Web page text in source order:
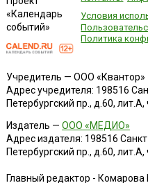
«Календарь
событий»
Условия
Политика
Учредитель — ООО «Квантор»
Адрес учредителя: 198516
Петербургский пр., д.60,
Издатель — ООО «МЕДИО»
Адрес издателя: 198516
Петербургский пр., д.60,
Главный редактор -